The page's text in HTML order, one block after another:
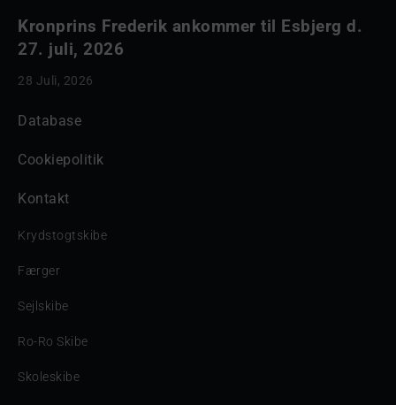
Kronprins Frederik ankommer til Esbjerg d.
27. juli, 2026
28 Juli, 2026
Database
Cookiepolitik
Kontakt
Krydstogtskibe
Færger
Sejlskibe
Ro-Ro Skibe
Skoleskibe